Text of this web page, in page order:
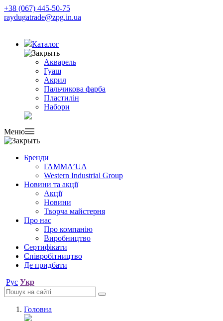
+38 (067) 445-50-75
raydugatrade@zpg.in.ua
Каталог
Акварель
Гуаш
Акрил
Пальчикова фарба
Пластилін
Набори
Меню
Бренди
ГАММА’UA
Western Industrial Group
Новини та акції
Акції
Новини
Творча майстерня
Про нас
Про компанію
Виробництво
Сертифікати
Співробітництво
Де придбати
Рус Укр
Головна